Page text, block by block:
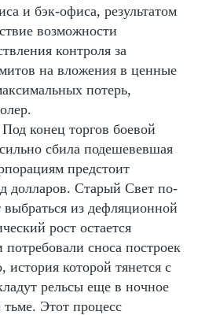
и бэк-офиса, результатом
возможности
контроля за
на вложения в ценные
потерь,
конец торгов боевой
сбила подешевевшая
предстоит
долларов. Старый Свет по-
из дефляционной
рост остается
сноса построек
история которой тянется с
рельсы еще в ночное
Этот процесс